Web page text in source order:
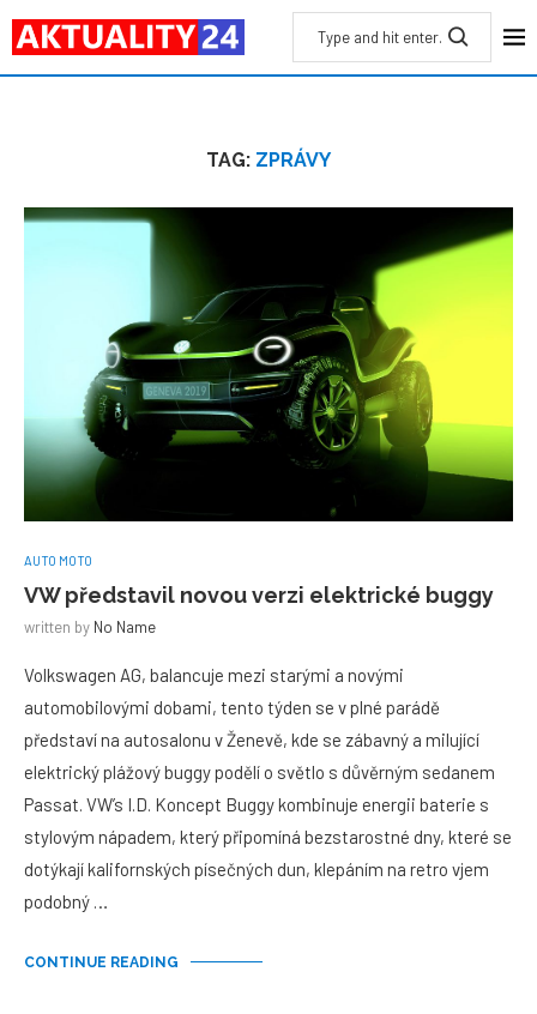
TAG: ZPRÁVY
AUTO MOTO
VW představil novou verzi elektrické buggy
written by No Name
Volkswagen AG, balancuje mezi starými a novými
automobilovými dobami, tento týden se v plné parádě
představí na autosalonu v Ženevě, kde se zábavný a milující
elektrický plážový buggy podělí o světlo s důvěrným sedanem
Passat. VW’s I.D. Koncept Buggy kombinuje energii baterie s
stylovým nápadem, který připomíná bezstarostné dny, které se
dotýkají kalifornských písečných dun, klepáním na retro vjem
podobný …
CONTINUE READING